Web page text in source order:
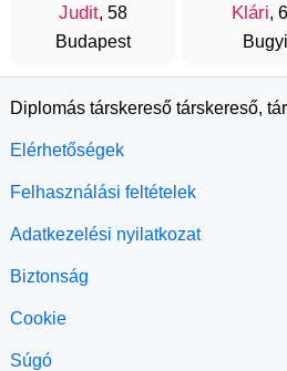
Judit, 58
Budapest
Klári,
Bugyi
Diplomás társkereső társkereső,
Elérhetőségek
Felhasználási feltételek
Adatkezelési nyilatkozat
Biztonság
Cookie
Súgó